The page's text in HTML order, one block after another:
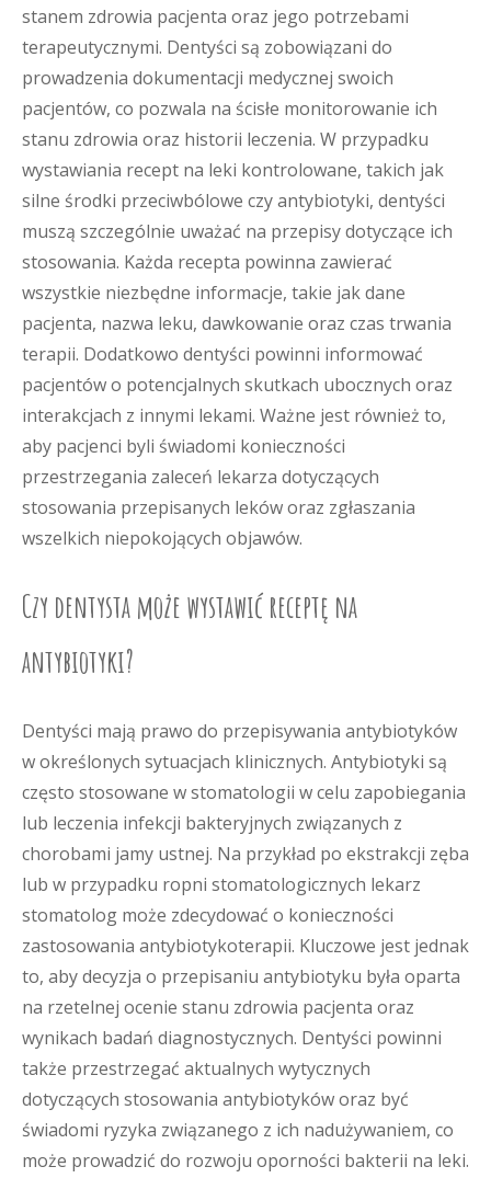
stanem zdrowia pacjenta oraz jego potrzebami
terapeutycznymi. Dentyści są zobowiązani do
prowadzenia dokumentacji medycznej swoich
pacjentów, co pozwala na ścisłe monitorowanie ich
stanu zdrowia oraz historii leczenia. W przypadku
wystawiania recept na leki kontrolowane, takich jak
silne środki przeciwbólowe czy antybiotyki, dentyści
muszą szczególnie uważać na przepisy dotyczące ich
stosowania. Każda recepta powinna zawierać
wszystkie niezbędne informacje, takie jak dane
pacjenta, nazwa leku, dawkowanie oraz czas trwania
terapii. Dodatkowo dentyści powinni informować
pacjentów o potencjalnych skutkach ubocznych oraz
interakcjach z innymi lekami. Ważne jest również to,
aby pacjenci byli świadomi konieczności
przestrzegania zaleceń lekarza dotyczących
stosowania przepisanych leków oraz zgłaszania
wszelkich niepokojących objawów.
Czy dentysta może wystawić receptę na
antybiotyki?
Dentyści mają prawo do przepisywania antybiotyków
w określonych sytuacjach klinicznych. Antybiotyki są
często stosowane w stomatologii w celu zapobiegania
lub leczenia infekcji bakteryjnych związanych z
chorobami jamy ustnej. Na przykład po ekstrakcji zęba
lub w przypadku ropni stomatologicznych lekarz
stomatolog może zdecydować o konieczności
zastosowania antybiotykoterapii. Kluczowe jest jednak
to, aby decyzja o przepisaniu antybiotyku była oparta
na rzetelnej ocenie stanu zdrowia pacjenta oraz
wynikach badań diagnostycznych. Dentyści powinni
także przestrzegać aktualnych wytycznych
dotyczących stosowania antybiotyków oraz być
świadomi ryzyka związanego z ich nadużywaniem, co
może prowadzić do rozwoju oporności bakterii na leki.